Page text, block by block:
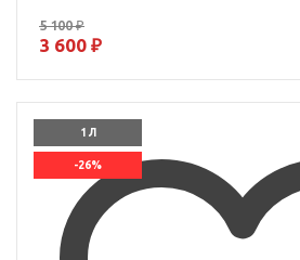
5 100 ₽
3 600 ₽
1 Л
-26%